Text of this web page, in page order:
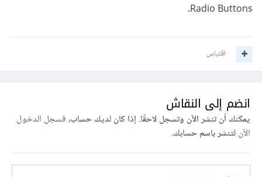
Radio Buttons.
اقتباس
انضم إلى النقاش
يمكنك أن تنشر الآن وتسجل لاحقًا. إذا كان لديك حساب،فسجل الدخول
الآنلتنشر باسم حسابك.